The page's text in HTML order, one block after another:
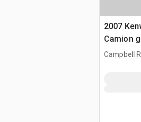
2007
Camion
Campbell